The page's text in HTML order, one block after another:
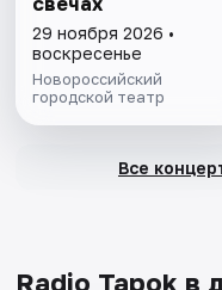
29 ноября 2026 •
воскресенье
Новороссийский
городской театр
Все
Radio Tapok в